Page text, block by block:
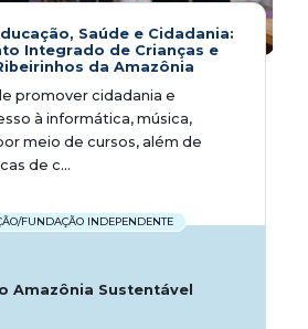
Saúde e Cidadania:
Integrado de Crianças e
da Amazônia
promover cidadania e
à informática, música,
meio de cursos, além de
de c...
FUNDAÇÃO INDEPENDENTE
Amazônia Sustentável